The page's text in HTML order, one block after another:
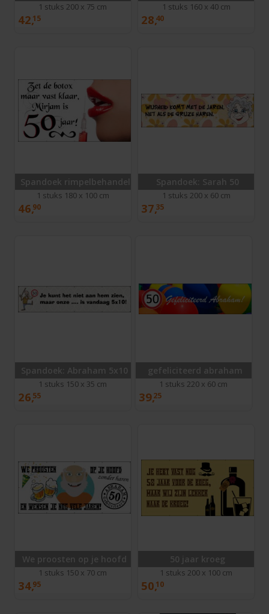
1 stuks 200 x 75 cm
42,15
1 stuks 160 x 40 cm
28,40
Spandoek rimpelbehandeling
1 stuks 180 x 100 cm
46,90
Spandoek: Sarah 50
1 stuks 200 x 60 cm
37,35
Spandoek: Abraham 5x10
1 stuks 150 x 35 cm
26,55
gefeliciteerd abraham
1 stuks 220 x 60 cm
39,25
We proosten op je hoofd
1 stuks 150 x 70 cm
34,95
50 jaar kroeg
1 stuks 200 x 100 cm
50,10